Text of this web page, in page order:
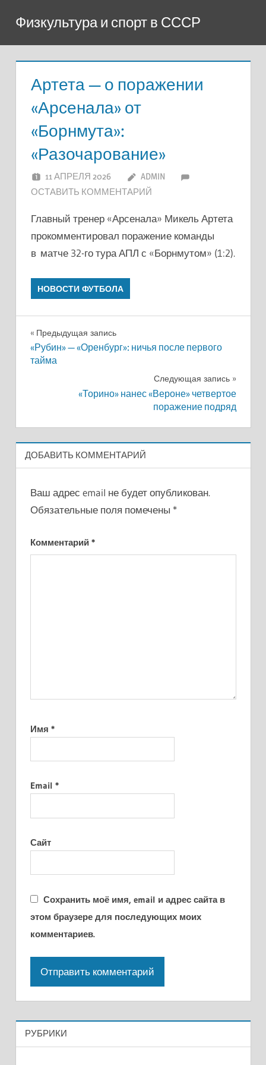
содержимому
Физкультура и спорт в СССР
Артета — о поражении
«Арсенала» от
«Борнмута»:
«Разочарование»
11 АПРЕЛЯ 2026
ADMIN
ОСТАВИТЬ КОММЕНТАРИЙ
Главный тренер «Арсенала» Микель Артета
прокомментировал поражение команды
в матче 32-го тура АПЛ с «Борнмутом» (1:2).
НОВОСТИ ФУТБОЛА
Навигация
по
Предыдущая запись
«Рубин» — «Оренбург»: ничья после первого
тайма
Следующая запись
«Торино» нанес «Вероне» четвертое
поражение подряд
ДОБАВИТЬ КОММЕНТАРИЙ
Ваш адрес email не будет опубликован.
Обязательные поля помечены *
Комментарий *
Имя *
Email *
Сайт
Сохранить моё имя, email и адрес сайта в
этом браузере для последующих моих
комментариев.
РУБРИКИ